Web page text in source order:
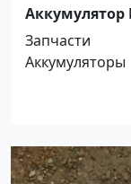
Аккумулятор
Запчасти
Аккумуляторы